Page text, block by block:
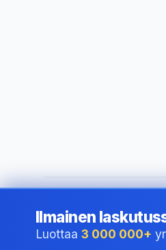
©2026i24 Limited. All
Ilmainen
Luottaa 3 000 000+